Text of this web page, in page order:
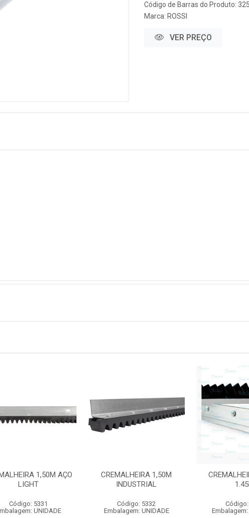
Código de Barras do Produto:
Marca: ROSSI
VER PREÇO
1,50M AÇO
LIGHT
Código: 5331
UNIDADE
CREMALHEIRA 1,50M
INDUSTRIAL
Código: 5332
Embalagem: UNIDADE
Embalagem: